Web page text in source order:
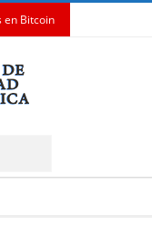
en Bitcoin